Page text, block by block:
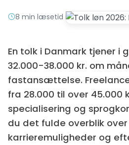
8 min læsetid
En tolk i Danmark tjener i
32.000-38.000 kr. om
fastansættelse.
fra 28.000 til over
specialisering og
du det fulde overblik over
karrieremuligheder og